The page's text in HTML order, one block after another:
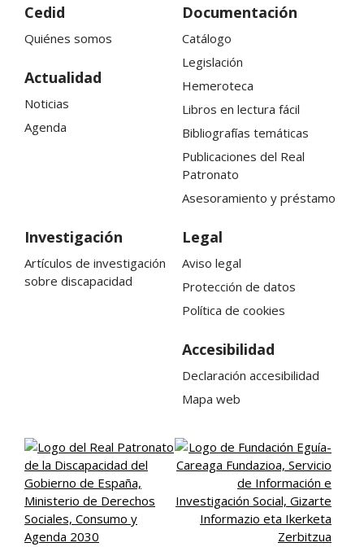
Cedid
Quiénes somos
Actualidad
Noticias
Agenda
Documentación
Catálogo
Legislación
Hemeroteca
Libros en lectura fácil
Bibliografías temáticas
Publicaciones del Real
Patronato
Asesoramiento y préstamo
Investigación
Artículos de investigación
sobre discapacidad
Legal
Aviso legal
Protección de datos
Política de cookies
Accesibilidad
Declaración accesibilidad
Mapa web